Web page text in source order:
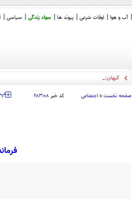
آب و هوا اوقات شرعی پیوند ها سواد زندگی سیاسی
کیهان: آمریکا یا «نظم
صفحه نخست » اجتماعی کد خبر ۶۸۳۱۰۸
فرماندار